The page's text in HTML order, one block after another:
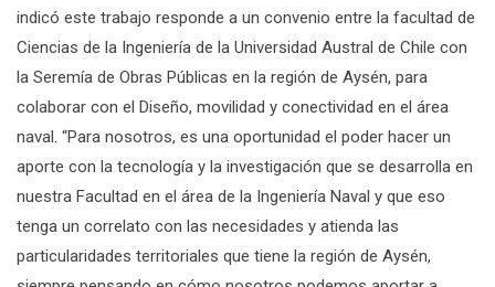
indicó este trabajo responde a un convenio entre la facultad de
Ciencias de la Ingeniería de la Universidad Austral de Chile con
la Seremía de Obras Públicas en la región de Aysén, para
colaborar con el Diseño, movilidad y conectividad en el área
naval. “Para nosotros, es una oportunidad el poder hacer un
aporte con la tecnología y la investigación que se desarrolla en
nuestra Facultad en el área de la Ingeniería Naval y que eso
tenga un correlato con las necesidades y atienda las
particularidades territoriales que tiene la región de Aysén,